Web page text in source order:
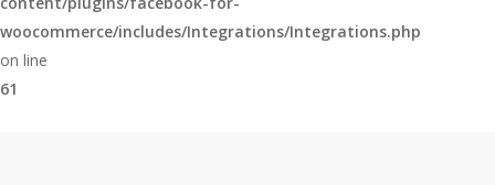
woocommerce/includes/Integrations/Integrations.php
on line
61